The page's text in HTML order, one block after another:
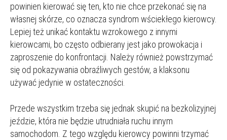
powinien kierować się ten, kto nie chce przekonać się na
własnej skórze, co oznacza syndrom wściekłego kierowcy.
Lepiej też unikać kontaktu wzrokowego z innymi
kierowcami, bo często odbierany jest jako prowokacja i
zaproszenie do konfrontacji. Należy również powstrzymać
się od pokazywania obraźliwych gestów, a klaksonu
używać jedynie w ostateczności.
Przede wszystkim trzeba się jednak skupić na bezkolizyjnej
jeździe, która nie będzie utrudniała ruchu innym
samochodom. Z tego względu kierowcy powinni trzymać